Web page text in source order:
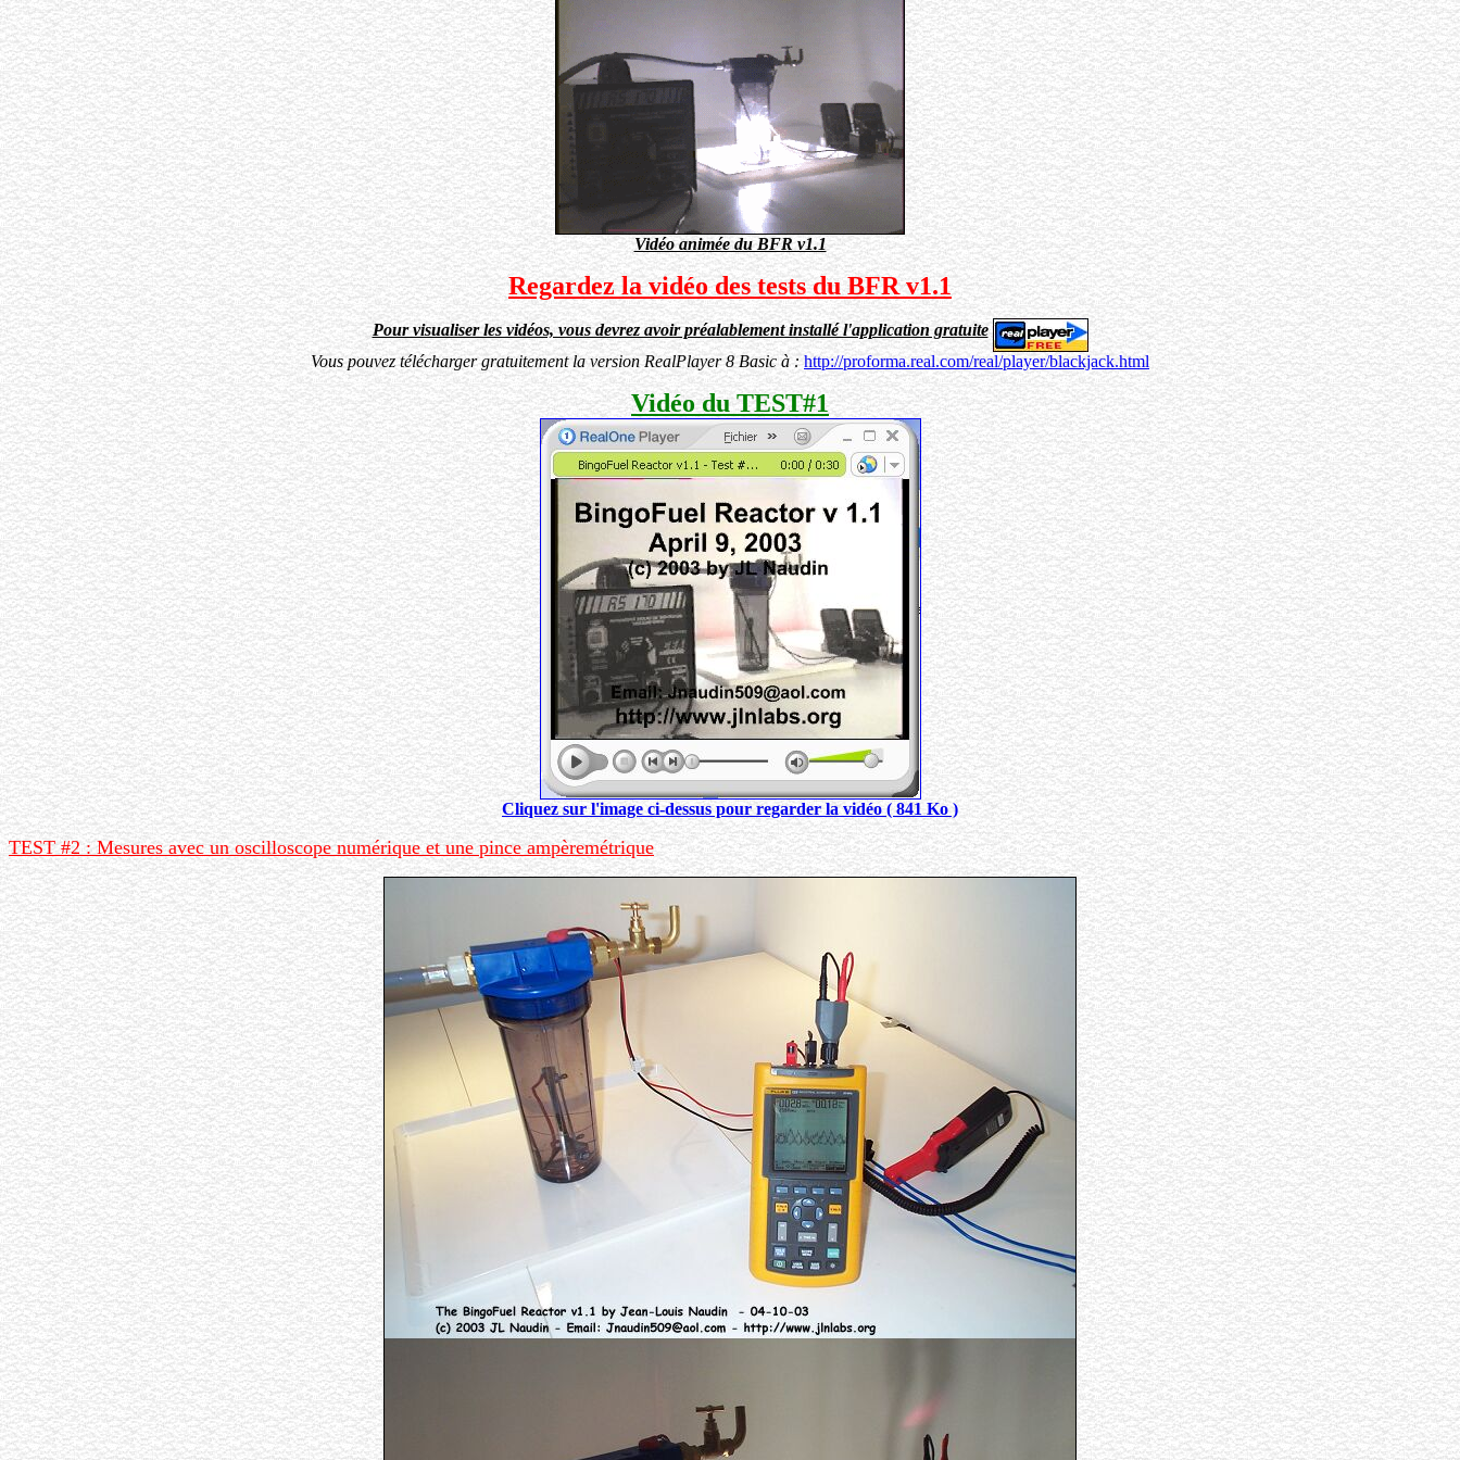
Vidéo animée du BFR v1.1
Regardez la vidéo des tests du BFR v1.1
Pour visualiser les vidéos, vous devrez avoir préalablement installé l'application gratuite
Vous pouvez télécharger gratuitement la version RealPlayer 8 Basic à :http://proforma.real.com/real/player/blackjack.html
Vidéo du TEST#1
Cliquez sur l'image ci-dessus pour regarder la vidéo ( 841 Ko )
TEST #2 : Mesures avec un oscilloscope numérique et une pince ampèremétrique